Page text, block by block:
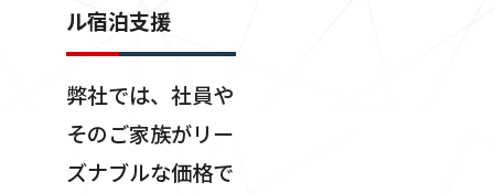
ル宿泊支援
弊社では、社員や
そのご家族がリー
ズナブルな価格で